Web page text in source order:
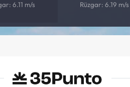
6.11 m/s
Rüzgar: 6.19 m/s